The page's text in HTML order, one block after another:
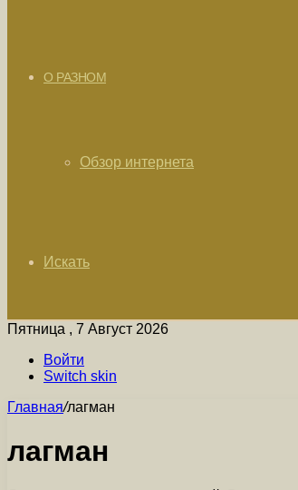
О РАЗНОМ
Обзор интернета
Искать
Пятница , 7 Август 2026
Войти
Switch skin
Главная/лагман
лагман